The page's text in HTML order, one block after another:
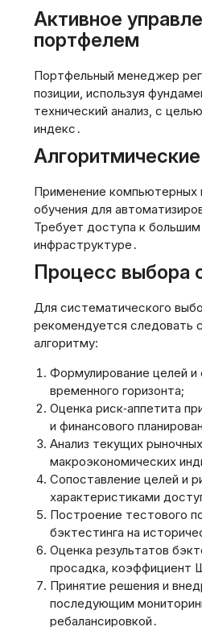
Активное
портфелем
Портфельный менеджер
позиции, используя
технический анализ, с
индекс․
Применение компьютерных
обучения для
Требует доступа к
инфраструктуре․
Процесс выбора
Для систематического
рекомендуется
алгоритму:
Формулирование целей и
временного горизонта;
Оценка риск‑аппетита
и финансового
Анализ текущих
макроэкономических
Сопоставление целей и
характеристиками
Построение тестового
бэктестинга на
Оценка результатов
просадка, коэффициент
Принятие решения и
последующим
ребалансировкой․